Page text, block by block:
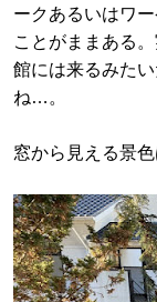
ークあるいはワ
ことがままある
館には来るみた
ね…。
窓から見える景